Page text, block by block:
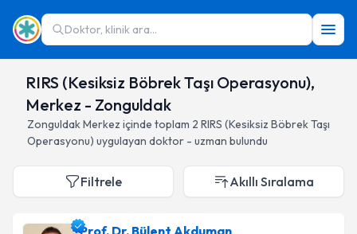
Doktor, klinik ara...
RIRS (Kesiksiz Böbrek Taşı Operasyonu),
Merkez - Zonguldak
ZonguldakMerkez içinde toplam 2 RIRS (Kesiksiz Böbrek Taşı
Operasyonu) uygulayan doktor - uzman bulundu
Filtrele Akıllı Sıralama
Prof. Dr. Bülent Akduman